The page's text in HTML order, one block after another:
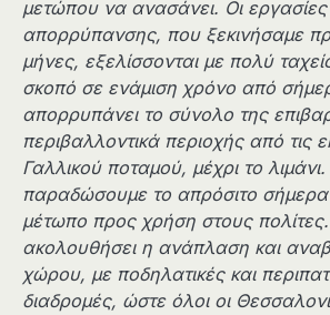
μετώπου να ανασάνει. Οι
απορρύπανσης, που ξεκινήσαμε
μήνες, εξελίσσονται με πολύ
σκοπό σε ενάμιση χρόνο από
απορρυπάνει το σύνολο της
περιβαλλοντικά περιοχής από τις
Γαλλικού ποταμού, μέχρι το
παραδώσουμε το απρόσιτο σήμερα
μέτωπο προς χρήση στους
ακολουθήσει η ανάπλαση και
χώρου, με ποδηλατικές και
διαδρομές, ώστε όλοι οι